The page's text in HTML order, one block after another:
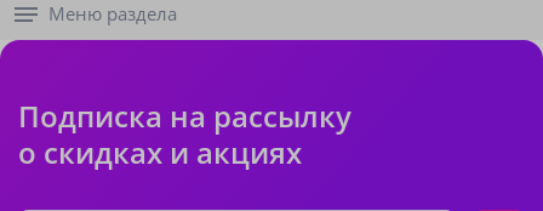
Меню раздела
Подписка на рассылку
о скидках и акциях